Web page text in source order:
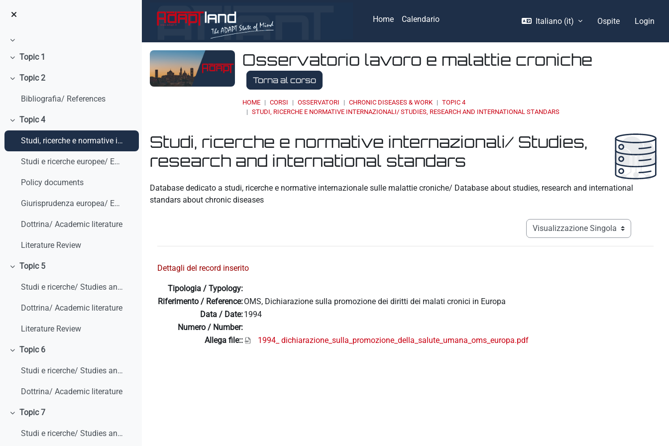
Home Calendario Italiano ‎(it)‎ Ospite Login
Minimizza
Minimizza
Topic 1
Minimizza
Topic 2
Bibliografia/ References
Minimizza
Topic 4
Studi, ricerche e normative internazionali/ Studies, research and international standars
Studi e ricerche europee/ European studies and research
Policy documents
Giurisprudenza europea/ European Case-law
Dottrina/ Academic literature
Literature Review
Minimizza
Topic 5
Studi e ricerche/ Studies and research
Dottrina/ Academic literature
Literature Review
Minimizza
Topic 6
Studi e ricerche/ Studies and research
Dottrina/ Academic literature
Minimizza
Topic 7
Studi e ricerche/ Studies and research
Osservatorio lavoro e malattie croniche
Torna al corso
HOME CORSI OSSERVATORI CHRONIC DISEASES & WORK
TOPIC 4
STUDI, RICERCHE E NORMATIVE INTERNAZIONALI/ STUDIES, RESEARCH AND INTERNATIONAL STANDARS
Studi, ricerche e normative internazionali/ Studies,
research and international standars
Database dedicato a studi, ricerche e normative internazionale sulle malattie croniche/ Database about studies, research and international
standars about chronic diseases
Navigazione terziaria modalità
Dettagli del record inserito
Tipologia / Typology:
Riferimento / Reference:OMS, Dichiarazione sulla promozione dei diritti dei malati cronici in Europa
Data / Date:1994
Numero / Number:
Allega file::
1994_ dichiarazione_sulla_promozione_della_salute_umana_oms_europa.pdf